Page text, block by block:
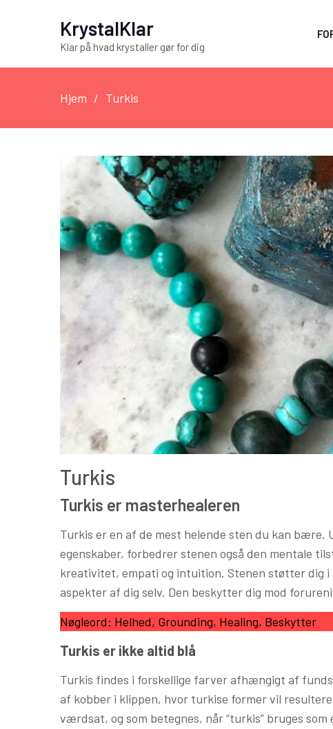
KrystalKlar
Klar på hvad krystaller gør for dig
Hjem Turkis
Turkis
Turkis er masterhealeren
Turkis er en af de mest helende sten du kan bære.
egenskaber, forbedrer stenen også den mentale
kreativitet, empati og intuition. Stenen støtter dig
aspekter af dig selv. Den beskytter dig mod
Nøgleord: Helhed, Grounding, Healing, Beskytter
Turkis er ikke altid blå
Turkis findes i forskellige farver afhængigt af
af kobber i klippen, hvor turkise former vil
værdsat, og som betegnes, når “turkis” bruges som